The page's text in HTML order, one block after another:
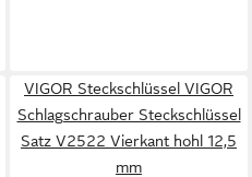
VIGOR Steckschlüssel VIGOR
Schlagschrauber Steckschlüssel
Satz V2522 Vierkant hohl 12,5
mm